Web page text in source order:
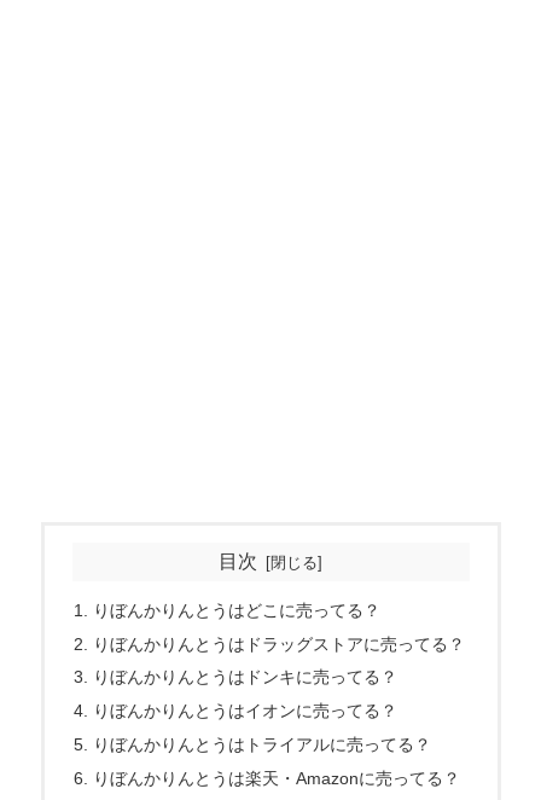
目次
りぼんかりんとうはどこに売ってる？
りぼんかりんとうはドラッグストアに売ってる？
りぼんかりんとうはドンキに売ってる？
りぼんかりんとうはイオンに売ってる？
りぼんかりんとうはトライアルに売ってる？
りぼんかりんとうは楽天・Amazonに売ってる？